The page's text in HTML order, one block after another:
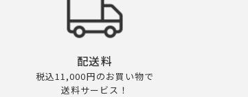
配送料
税込11,000円のお買い物で
送料サービス！